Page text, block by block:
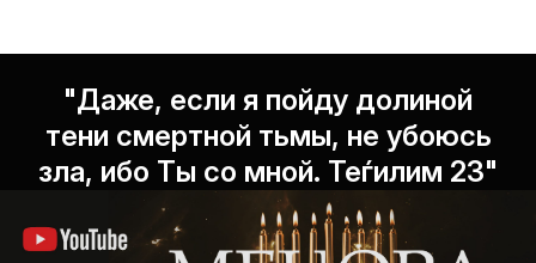
"Даже, если я пойду долиной
тени смертной тьмы, не убоюсь
зла, ибо Ты со мной. Теѓилим 23"